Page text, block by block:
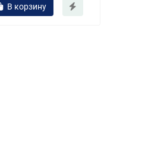
В корзину